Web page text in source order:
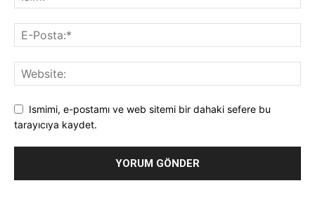
Ismimi, e-postamı ve web sitemi bir dahaki sefere bu
tarayıcıya kaydet.